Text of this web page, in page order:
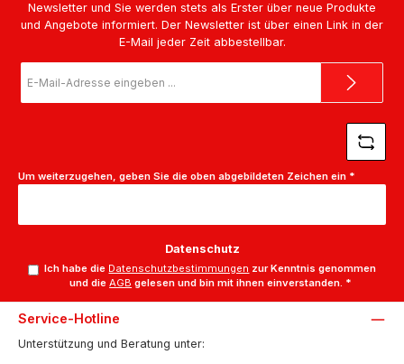
Newsletter und Sie werden stets als Erster über neue Produkte
und Angebote informiert. Der Newsletter ist über einen Link in der
E-Mail jeder Zeit abbestellbar.
Mail-
Adresse
Um weiterzugehen, geben Sie die oben abgebildeten Zeichen ein *
Datenschutz
Ich habe die Datenschutzbestimmungen zur Kenntnis genommen
und dieAGB gelesen und bin mit ihnen einverstanden. *
Service-Hotline
Unterstützung und Beratung unter: